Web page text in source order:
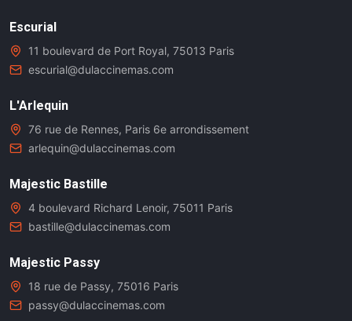
Escurial
11 boulevard de Port Royal, 75013 Paris
escurial@dulaccinemas.com
L'Arlequin
76 rue de Rennes, Paris 6e arrondissement
arlequin@dulaccinemas.com
Majestic Bastille
4 boulevard Richard Lenoir, 75011 Paris
bastille@dulaccinemas.com
Majestic Passy
18 rue de Passy, 75016 Paris
passy@dulaccinemas.com